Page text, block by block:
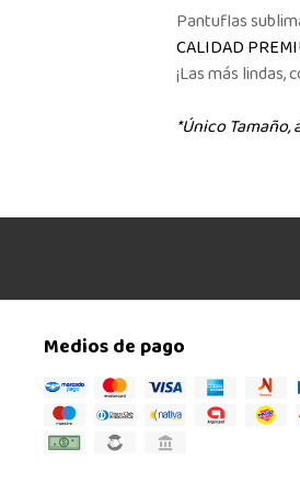
Pantuflas
CALIDAD
¡Las más lindas,
*Único Tamaño,
Medios de pago